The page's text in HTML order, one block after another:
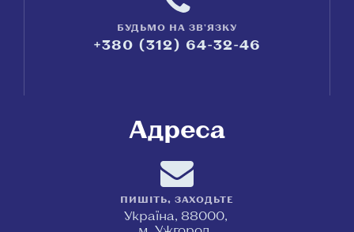
БУДЬМО НА ЗВ'ЯЗКУ
+380 (312) 64-32-46
Адреса
ПИШІТЬ, ЗАХОДЬТЕ
Україна, 88000,